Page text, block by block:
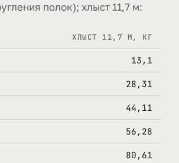
полок); хлыст 11,7 м:
ХЛЫСТ 11,7 М, КГ
13,1
28,31
44,11
56,28
80,61